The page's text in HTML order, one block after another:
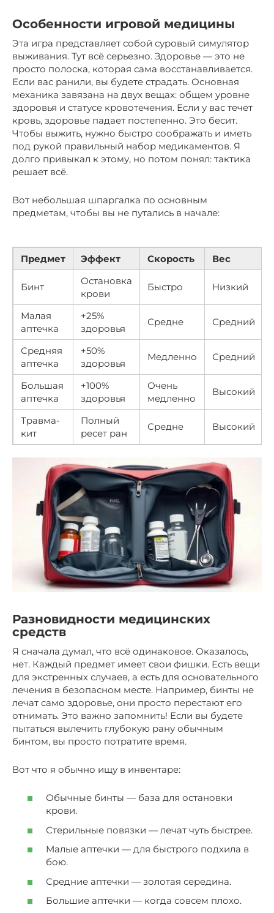
Особенности игровой медицины
Эта игра представляет собой суровый симулятор
выживания. Тут всё серьезно. Здоровье — это не
просто полоска, которая сама восстанавливается.
Если вас ранили, вы будете страдать. Основная
механика завязана на двух вещах: общем уровне
здоровья и статусе кровотечения. Если у вас течет
кровь, здоровье падает постепенно. Это бесит.
Чтобы выжить, нужно быстро соображать и иметь
под рукой правильный набор медикаментов. Я
долго привыкал к этому, но потом понял: тактика
решает всё.
Вот небольшая шпаргалка по основным
предметам, чтобы вы не путались в начале:
Предмет Эффект Скорость Вес
Бинт
Остановка
крови
Быстро Низкий
Малая
аптечка
+25%
здоровья
Средне Средний
Средняя
аптечка
+50%
здоровья
Медленно Средний
Большая
аптечка
+100%
здоровья
Очень
медленно
Высокий
Травма-
кит
Полный
ресет ран
Средне Высокий
Разновидности медицинских
средств
Я сначала думал, что всё одинаковое. Оказалось,
нет. Каждый предмет имеет свои фишки. Есть вещи
для экстренных случаев, а есть для основательного
лечения в безопасном месте. Например, бинты не
лечат само здоровье, они просто перестают его
отнимать. Это важно запомнить! Если вы будете
пытаться вылечить глубокую рану обычным
бинтом, вы просто потратите время.
Вот что я обычно ищу в инвентаре:
Обычные бинты — база для остановки
крови.
Стерильные повязки — лечат чуть быстрее.
Малые аптечки — для быстрого подхила в
бою.
Средние аптечки — золотая середина.
Большие аптечки — когда совсем плохо.